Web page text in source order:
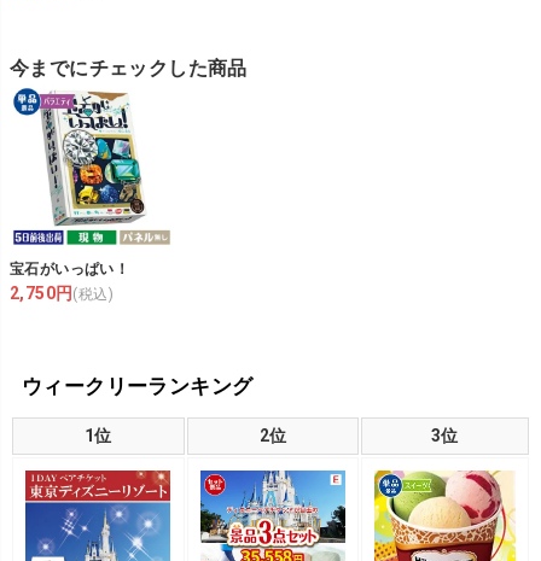
今までにチェックした商品
宝石がいっぱい！
2,750円 (税込)
ウィークリーランキング
1位 2位 3位